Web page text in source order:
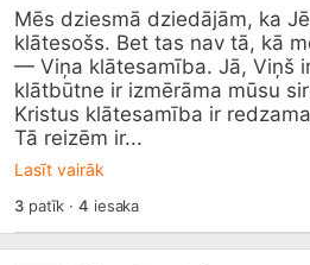
Mēs dziesmā dziedājām, ka
klātesošs. Bet tas nav tā, kā
— Viņa klātesamība. Jā, Viņš
klātbūtne ir izmērāma mūsu
Kristus klātesamība ir
Tā reizēm ir...
Lasīt vairāk
3patīk ·4 iesaka